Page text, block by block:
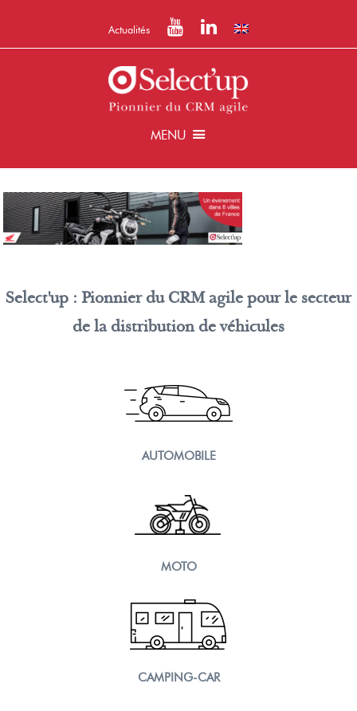
Actualités
MENU
Select'up : Pionnier du CRM agile pour le secteur
de la distribution de véhicules
AUTOMOBILE
MOTO
CAMPING-CAR